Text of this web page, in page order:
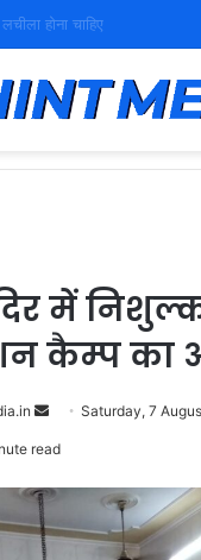
बूढ़ा नेतृत्व
में
कैम्प का
SendSaturday, 7
read